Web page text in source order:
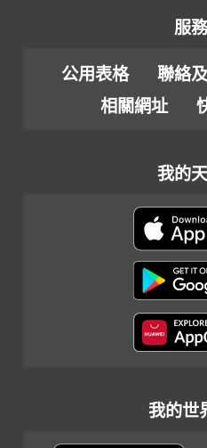
服
公用表格 聯絡
相關網址
我的
我的世